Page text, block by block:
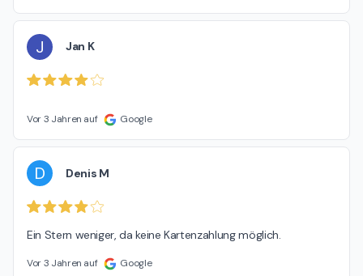
J Jan K
Vor 3 Jahren auf Google
D Denis M
Ein Stern weniger, da keine Kartenzahlung möglich.
Vor 3 Jahren auf Google